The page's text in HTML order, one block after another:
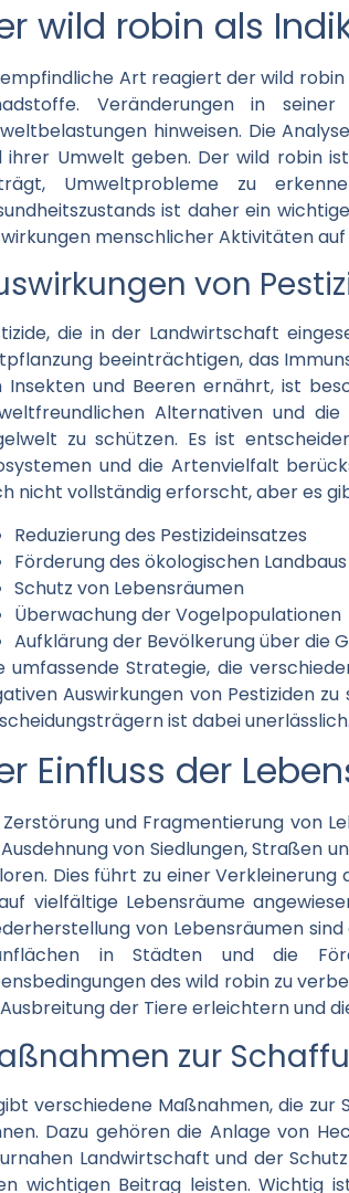
wild robin als
Art reagiert der wild
Veränderungen in
hinweisen. Die
ihrer Umwelt geben. Der wild robin
Umweltprobleme zu
ist daher ein
menschlicher Aktivitäten
von
die in der Landwirtschaft
beeinträchtigen, das
Insekten und Beeren ernährt, ist
Alternativen und
zu schützen. Es ist
und die Artenvielfalt
nicht vollständig erforscht, aber es
Reduzierung des Pestizideinsatzes
Förderung des ökologischen Landbaus
Schutz von Lebensräumen
Überwachung der Vogelpopulationen
Aufklärung der Bevölkerung über die
umfassende Strategie, die
Auswirkungen von Pestiziden
ist dabei unerlässlich.
Einfluss der
Zerstörung und Fragmentierung von
von Siedlungen, Straßen
Dies führt zu einer
vielfältige Lebensräume
von Lebensräumen
in Städten und die
des wild robin zu
der Tiere erleichtern und
zur
verschiedene Maßnahmen, die
Dazu gehören die Anlage von
Landwirtschaft und der
wichtigen Beitrag leisten. Wichtig